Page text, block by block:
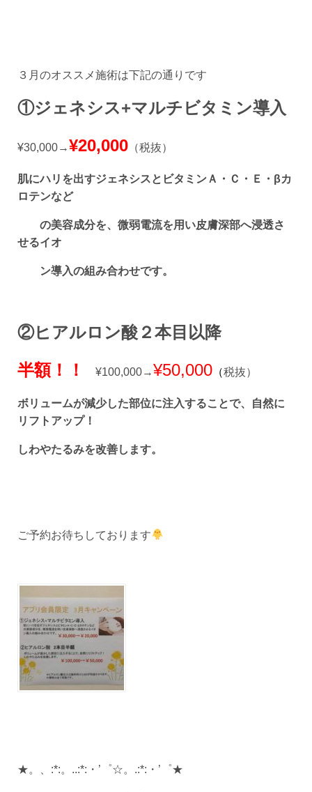
３月のオススメ施術は下記の通りです
①ジェネシス+マルチビタミン導入
¥30,000→¥20,000（税抜）
肌にハリを出すジェネシスとビタミンＡ・Ｃ・Ｅ・βカ
ロテンなど
の美容成分を、微弱電流を用い皮膚深部へ浸透さ
せるイオ
ン導入の組み合わせです。
②ヒアルロン酸２本目以降
半額！！
¥100,000→¥50,000（税抜）
ボリュームが減少した部位に注入することで、自然に
リフトアップ！
しわやたるみを改善します。
ご予約お待ちしております
★。、:*:。..:*:・’゜☆。.:*:・’゜★